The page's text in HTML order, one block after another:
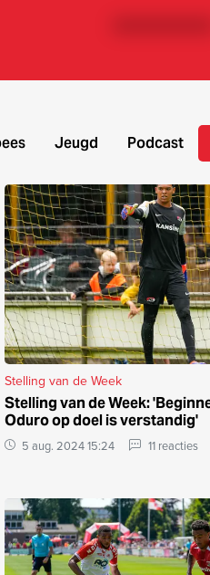
Jeugd Podcast
Stelling van de Week
Stelling van de Week:
Oduro op doel is verstandig'
5 aug. 2024 15:24 11 reacties